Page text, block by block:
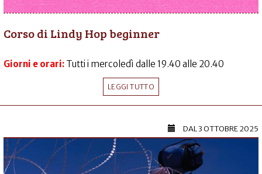
Corso di Lindy Hop beginner
Giorni e orari: Tutti i mercoledì dalle 19.40 alle 20.40
LEGGI TUTTO
DAL3 OTTOBRE 2025